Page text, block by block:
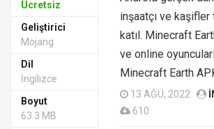
Ücretsiz
Geliştirici
Mojang
Dil
İngilizce
Boyut
63.3 MB
inşaatçı ve kaşifler
katıl. Minecraft
ve online
Minecraft Earth
13 AĞU, 2022
610